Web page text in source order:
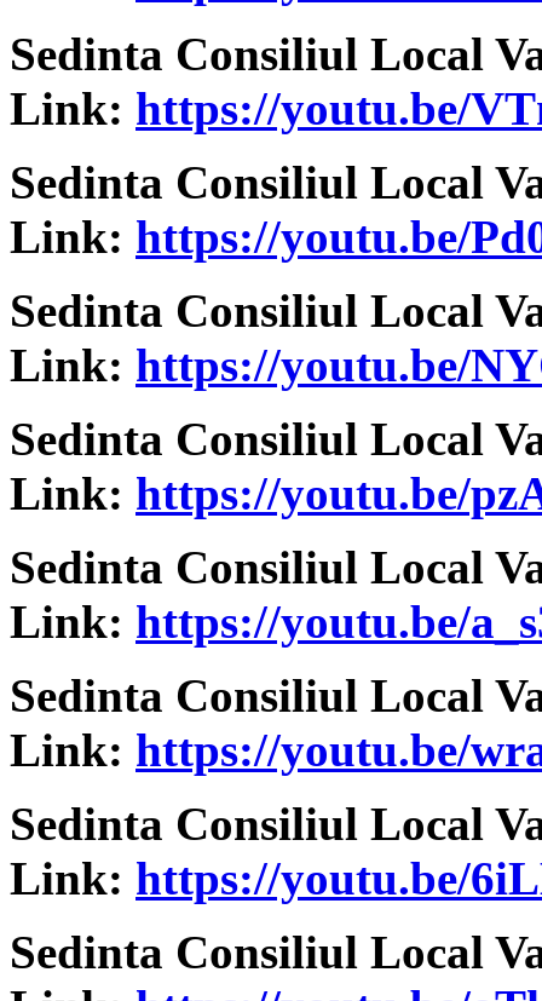
Sedinta Consiliul Local
Link: https://youtu.be/
Sedinta Consiliul Local
Link: https://youtu.be/
Sedinta Consiliul Local
Link: https://youtu.be/
Sedinta Consiliul Local
Link: https://youtu.be/
Sedinta Consiliul Local
Link: https://youtu.be/
Sedinta Consiliul Local
Link: https://youtu.be/
Sedinta Consiliul Local
Link: https://youtu.be/
Sedinta Consiliul Local